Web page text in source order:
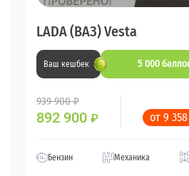
LADA (ВАЗ) Vesta
Ваш кешбек 5 000
939 900 ₽
892 900 ₽ от 9
Бензин Механика